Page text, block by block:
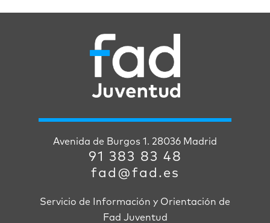
Avenida de Burgos 1. 28036 Madrid
91 383 83 48
fad@fad.es
Servicio de Información y Orientación de
Fad Juventud